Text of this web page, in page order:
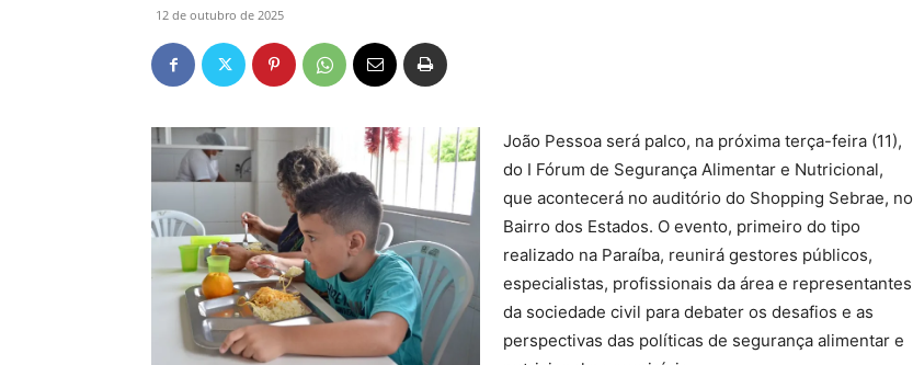
12 de outubro de 2025
João Pessoa será palco, na próxima terça-feira (11),
do I Fórum de Segurança Alimentar e Nutricional,
que acontecerá no auditório do Shopping Sebrae, no
Bairro dos Estados. O evento, primeiro do tipo
realizado na Paraíba, reunirá gestores públicos,
especialistas, profissionais da área e representantes
da sociedade civil para debater os desafios e as
perspectivas das políticas de segurança alimentar e